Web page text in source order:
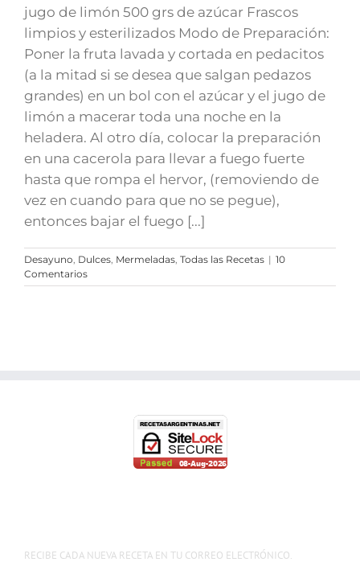
jugo de limón 500 grs de azúcar Frascos
limpios y esterilizados Modo de Preparación:
Poner la fruta lavada y cortada en pedacitos
(a la mitad si se desea que salgan pedazos
grandes) en un bol con el azúcar y el jugo de
limón a macerar toda una noche en la
heladera. Al otro día, colocar la preparación
en una cacerola para llevar a fuego fuerte
hasta que rompa el hervor, (removiendo de
vez en cuando para que no se pegue),
entonces bajar el fuego [...]
Desayuno Dulces Mermeladas Todas las Recetas | 10
Comentarios
RECIBE CADA NUEVA RECETA EN TU CORREO ELECTRÓNICO.